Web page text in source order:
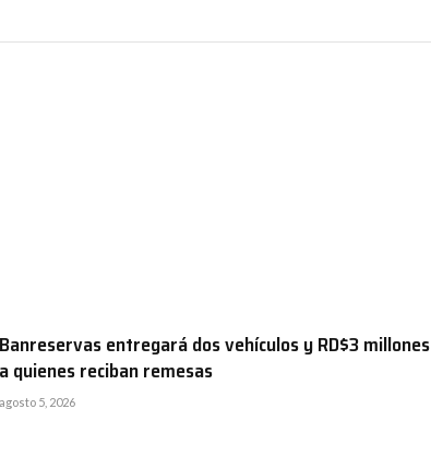
Banreservas entregará dos vehículos y RD$3 millones
a quienes reciban remesas
agosto 5, 2026